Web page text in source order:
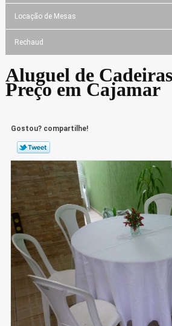
Locação de Mesas
Rechaud
Aluguel de
Preço em Cajamar
Gostou? compartilhe!